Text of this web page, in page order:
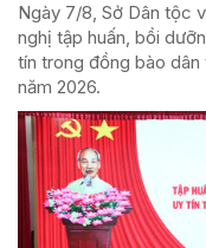
Ngày 7/8, Sở Dân tộc
nghị tập huấn, bồi
tín trong đồng bào
năm 2026.